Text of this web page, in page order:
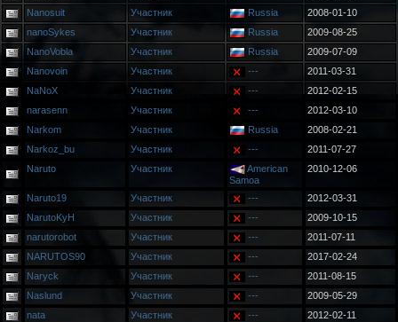
Nanosuit
Участник Russia
2008-01-10
nanoSykes
Участник Russia
2009-08-25
NanoVobla
Участник Russia
2009-07-09
Nanovoin
Участник ---
2011-03-31
NaNoX
Участник ---
2012-02-15
narasenn
Участник ---
2012-03-10
Narkom
Участник Russia
2008-02-21
Narkoz_bu
Участник ---
2011-07-27
Naruto
Участник
American
Samoa
2010-12-06
Naruto19 Участник ---
2012-03-31
NarutoKyH
Участник ---
2009-10-15
narutorobot
Участник ---
2011-07-11
NARUTOS90
Участник ---
2017-02-24
Naryck
Участник ---
2011-08-15
Naslund
Участник ---
2009-05-29
nata
Участник ---
2012-02-11